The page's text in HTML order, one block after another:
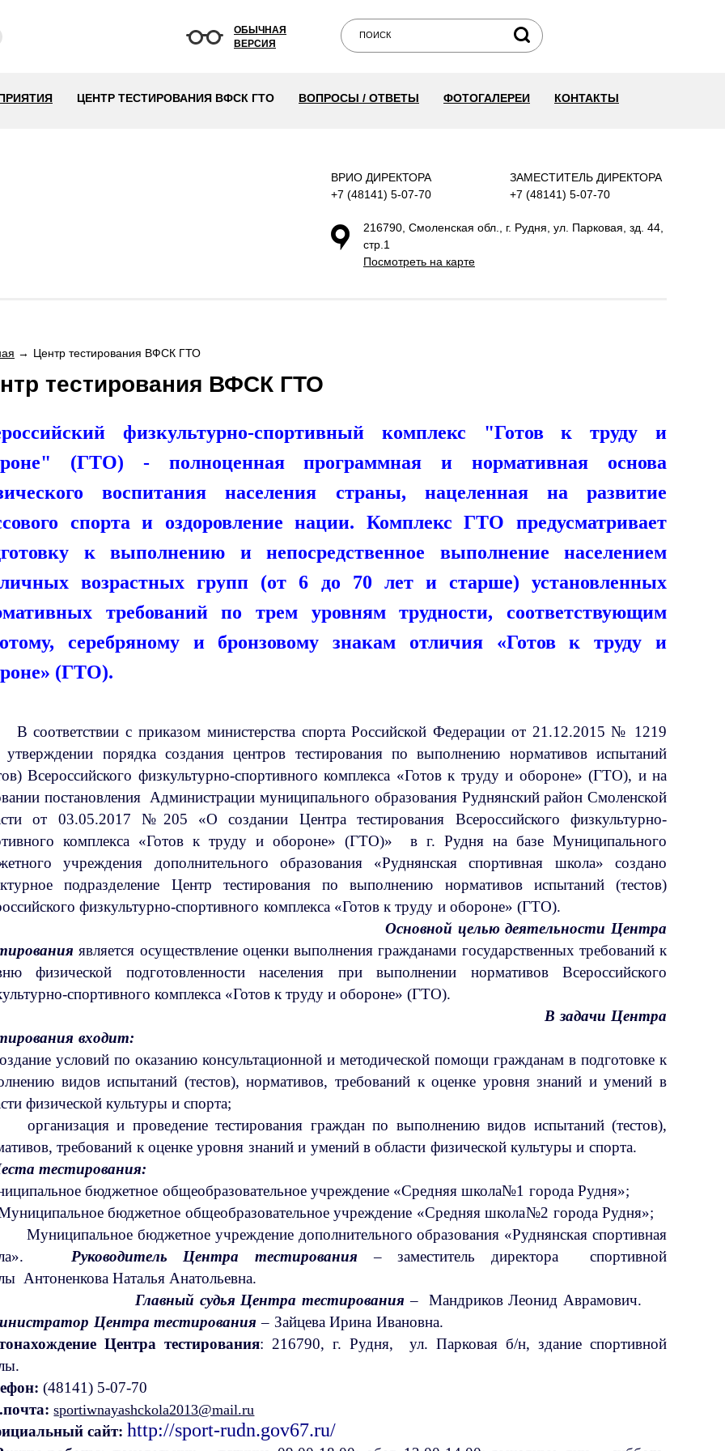
ОБЫЧНАЯ
ВЕРСИЯ
ЦЕНТР ТЕСТИРОВАНИЯ ВФСК ГТО ВОПРОСЫ / ОТВЕТЫ ФОТОГАЛЕРЕИ КОНТАКТЫ
ВРИО ДИРЕКТОРА
+7 (48141) 5-07-70
ЗАМЕСТИТЕЛЬ ДИРЕКТОРА
+7 (48141) 5-07-70
216790, Смоленская обл., г. Рудня, ул. Парковая, зд. 44,
стр.1
Посмотреть на карте
Центр тестирования ВФСК ГТО
тестирования ВФСК ГТО
физкультурно-спортивный комплекс "Готов к труду и
(ГТО) - полноценная программная и нормативная основа
воспитания населения страны, нацеленная на развитие
спорта и оздоровление нации. Комплекс ГТО предусматривает
к выполнению и непосредственное выполнение населением
возрастных групп (от 6 до 70 лет и старше) установленных
требований по трем уровням трудности, соответствующим
серебряному и бронзовому знакам отличия «Готов к труду и
(ГТО).
В соответствии с приказом министерства спорта Российской Федерации от 21.12.2015 № 1219
порядка создания центров тестирования по выполнению нормативов испытаний
Всероссийского физкультурно-спортивного комплекса «Готов к труду и обороне» (ГТО), и на
постановления Администрации муниципального образования Руднянский район Смоленской
от 03.05.2017 №205 «О создании Центра тестирования Всероссийского физкультурно-
комплекса «Готов к труду и обороне» (ГТО)» в г. Рудня на базе Муниципального
учреждения дополнительного образования «Руднянская спортивная школа» создано
подразделение Центр тестирования по выполнению нормативов испытаний (тестов)
физкультурно-спортивного комплекса «Готов к труду и обороне» (ГТО).
Основной целью деятельности Центра
является осуществление оценки выполнения гражданами государственных требований к
физической подготовленности населения при выполнении нормативов Всероссийского
спортивного комплекса «Готов к труду и обороне» (ГТО).
В задачи Центра
входит:
условий по оказанию консультационной и методической помощи гражданам в подготовке к
видов испытаний (тестов), нормативов, требований к оценке уровня знаний и умений в
физической культуры и спорта;
организация и проведение тестирования граждан по выполнению видов испытаний (тестов),
требований к оценке уровня знаний и умений в области физической культуры и спорта.
тестирования:
бюджетное общеобразовательное учреждение «Средняя школа№1 города Рудня»;
бюджетное общеобразовательное учреждение «Средняя школа№2 города Рудня»;
Муниципальное бюджетное учреждение дополнительного образования «Руднянская спортивная
Руководитель Центра тестирования – заместитель директора спортивной
Антоненкова Наталья Анатольевна.
Главный судья Центра тестирования – Мандриков Леонид Аврамович.
Центра тестирования – Зайцева Ирина Ивановна.
Центра тестирования: 216790, г. Рудня, ул. Парковая б/н, здание спортивной
(48141) 5-07-70
sportiwnayashckola2013@mail.ru
сайт: http://sport-rudn.gov67.ru/